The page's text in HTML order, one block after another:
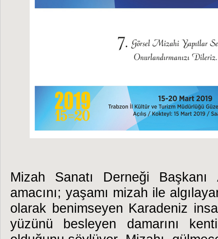
Mizah Sanatı Derneği
amacını; yaşamı mizah ile
olarak benimseyen Karadeniz
yüzünü besleyen damarını